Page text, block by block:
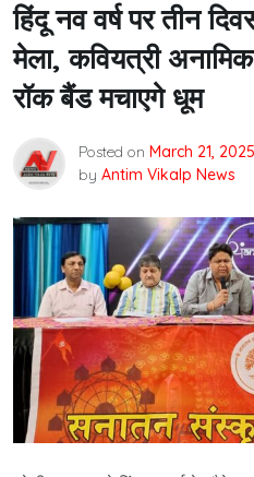
हिंदू नव वर्ष पर तीन
मेला, कवियत्री
रॉक बैंड मचाएगे धूम
Posted on March 21, 2025
by Antim Vikalp News